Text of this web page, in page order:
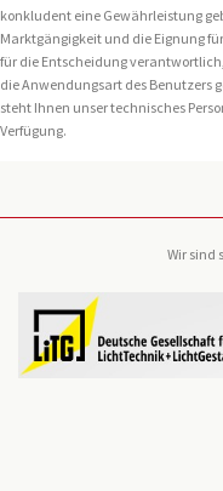
konkludent eine Gewährleistung
Marktgängigkeit und die Eignung
für die Entscheidung
die Anwendungsart des Benutzers
steht Ihnen unser technisches
Verfügung.
Wir sind